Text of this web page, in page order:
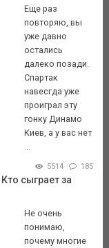
Еще раз
повторяю, вы
уже давно
остались
далеко позади.
Спартак
навесгда уже
проиграл эту
гонку Динамо
Киев, а у вас нет
5514 185
сыграет за
Не очень
понимаю,
почему многие